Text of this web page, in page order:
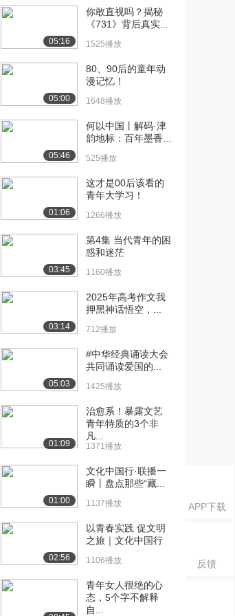
APP下载
反馈
量
尚
9.1万播放
[15] 洪波：解读大脑的密
3873播放
[19] 郑毓煌：洞察消费心
理密码
1.0万播放
[20] 余怀民：我用慢来改
变世界
7308播放
[21] 张安定：90后青年 大
时代里的小世...
待播放
[25] 马兆远：为什么要用
量子力学重新解释...
16:03
[26] 温志刚：为什么父爱
会“缺失”？
17:46
[27] 王梅：为什么要改变
渠道主宰的农产品...
1.1万播放
17:38
[28] 郭鹏：为什么行善可
2114播放
17:31
[30] 梅实：感恩的力量 17:58
05:16
你敢直视吗？揭秘
《731》背后真实...
1525播放
05:00
80、90后的童年动
漫记忆！
1648播放
05:46
何以中国丨解码·津
韵地标：百年墨香...
525播放
01:06
这才是00后该看的
青年大学习！
1266播放
03:45
第4集 当代青年的困
惑和迷茫
1160播放
03:14
2025年高考作文我
押黑神话悟空，...
712播放
05:03
#中华经典诵读大会
共同诵读爱国的...
1425播放
01:09
治愈系！暴露文艺
青年特质的3个非
凡...
1371播放
01:00
文化中国行·联播一
瞬丨盘点那些“藏...
1137播放
02:56
以青春实践 促文明
之旅｜文化中国行
1106播放
青年女人很绝的心
态，5个字不解释
自...